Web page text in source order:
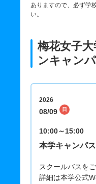
ありますので、必ず学
い。
梅花女子
ンキャン
2026
08/09 日
10:00～15:00
本学キャンパス
スクールバスを
詳細は本学公式